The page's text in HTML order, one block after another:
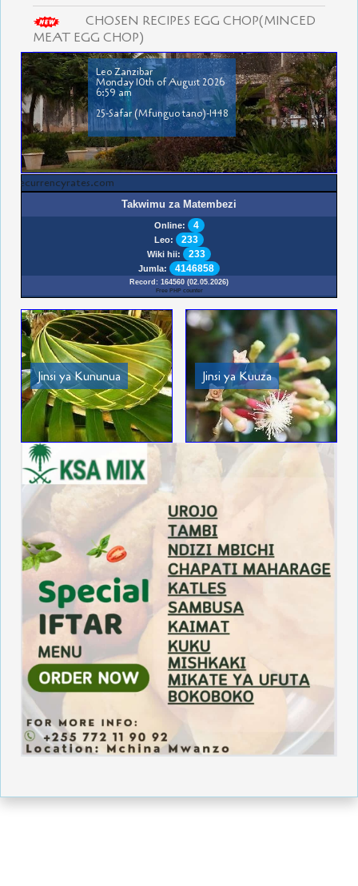
CHOSEN RECIPES EGG CHOP(MINCED
MEAT EGG CHOP)
Leo Zanzibar
Monday 10th of August 2026
6:59 am
25-Safar (Mfunguo tano)-1448
freecurrencyrates.com
Takwimu za Matembezi
Online: 4
Leo: 233
Wiki hii: 233
Jumla: 4146858
Record: 164560 (02.05.2026)
Free PHP counter
Jinsi ya Kununua Jinsi ya Kuuza